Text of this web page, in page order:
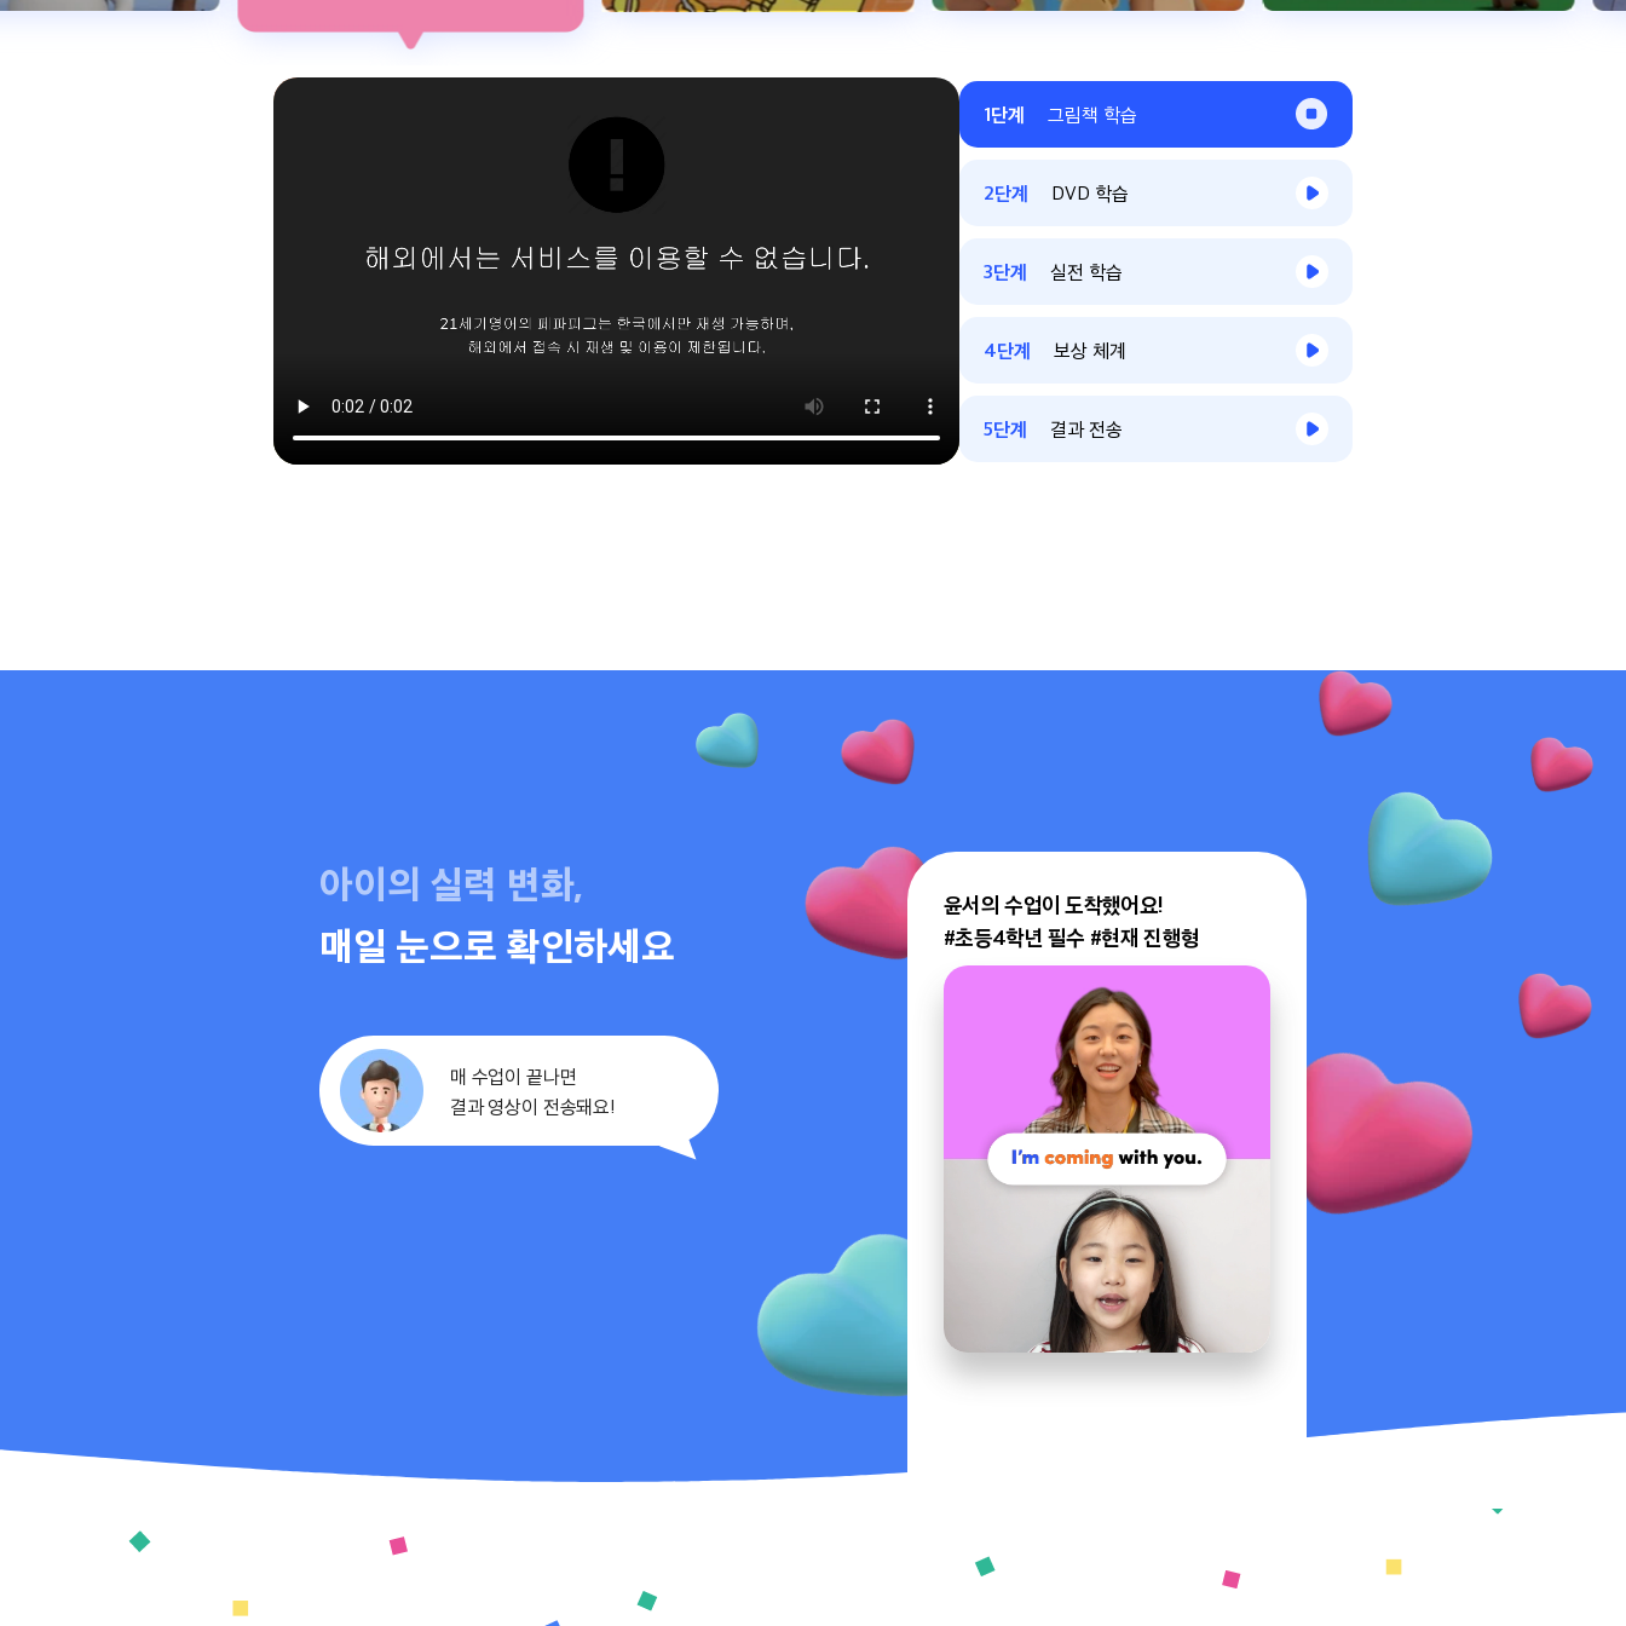
1단계 그림책 학습
2단계 DVD 학습
3단계 실전 학습
4단계 보상 체계
5단계 결과 전송
아이의 실력 변화,
매일 눈으로 확인하세요
매 수업이 끝나면
결과 영상이 전송돼요!
윤서의 수업이 도착했어요!
#초등4학년 필수 #현재 진행형